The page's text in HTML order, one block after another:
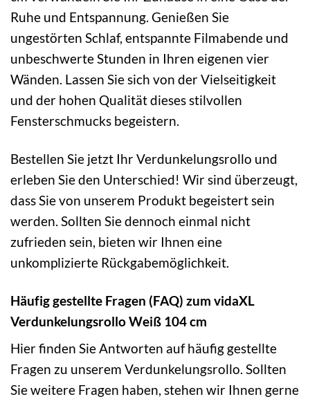
Ruhe und Entspannung. Genießen Sie
ungestörten Schlaf, entspannte Filmabende und
unbeschwerte Stunden in Ihren eigenen vier
Wänden. Lassen Sie sich von der Vielseitigkeit
und der hohen Qualität dieses stilvollen
Fensterschmucks begeistern.
Bestellen Sie jetzt Ihr Verdunkelungsrollo und
erleben Sie den Unterschied! Wir sind überzeugt,
dass Sie von unserem Produkt begeistert sein
werden. Sollten Sie dennoch einmal nicht
zufrieden sein, bieten wir Ihnen eine
unkomplizierte Rückgabemöglichkeit.
Häufig gestellte Fragen (FAQ) zum vidaXL
Verdunkelungsrollo Weiß 104 cm
Hier finden Sie Antworten auf häufig gestellte
Fragen zu unserem Verdunkelungsrollo. Sollten
Sie weitere Fragen haben, stehen wir Ihnen gerne